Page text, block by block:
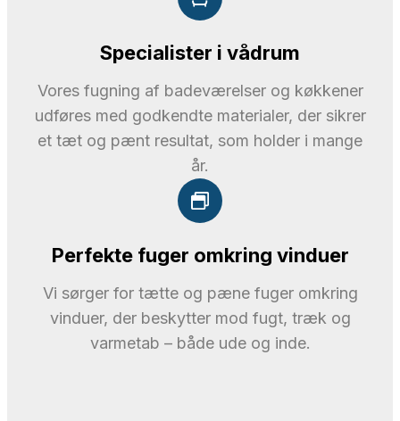
Specialister i vådrum
Vores fugning af badeværelser og køkkener
udføres med godkendte materialer, der sikrer
et tæt og pænt resultat, som holder i mange
år.
Perfekte fuger omkring vinduer
Vi sørger for tætte og pæne fuger omkring
vinduer, der beskytter mod fugt, træk og
varmetab – både ude og inde.